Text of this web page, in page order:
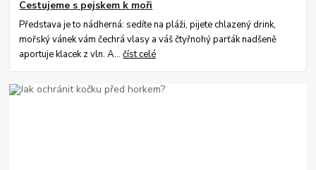
Cestujeme s pejskem k moři
Představa je to nádherná: sedíte na pláži, pijete chlazený drink,
mořský vánek vám čechrá vlasy a váš čtyřnohý parťák nadšeně
aportuje klacek z vln. A...číst celé